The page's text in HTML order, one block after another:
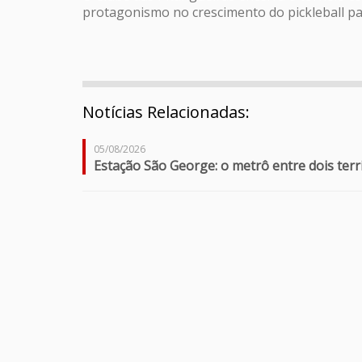
protagonismo no crescimento do pickleball
Notícias Relacionadas:
05/08/2026
Estação São George: o metrô entre dois